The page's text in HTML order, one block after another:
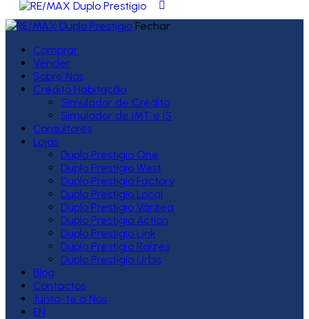
Fechar
Comprar
Vender
Sobre Nós
Crédito Habitação
Simulador de Crédito
Simulador de IMT e IS
Consultores
Lojas
Duplo Prestígio One
Duplo Prestígio West
Duplo Prestígio Factory
Duplo Prestígio Local
Duplo Prestígio Várzea
Duplo Prestígio Action
Duplo Prestígio Link
Duplo Prestígio Raízes
Duplo Prestígio Urbis
Blog
Contactos
Junta-te a Nós
EN